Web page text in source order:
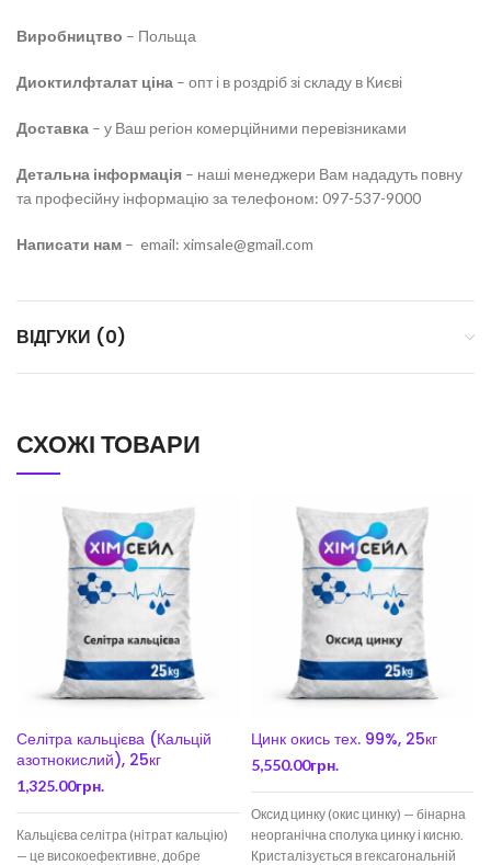
Виробництво – Польща
Диоктилфталат ціна – опт і в роздріб зі складу в Києві
Доставка – у Ваш регіон комерційними перевізниками
Детальна інформація – наші менеджери Вам нададуть повну
та професійну інформацію за телефоном: 097-537-9000
Написати нам – email: ximsale@gmail.com
ВІДГУКИ (0)
СХОЖІ ТОВАРИ
Селітра кальцієва (Кальцій
азотнокислий), 25кг
1,325.00грн.
Кальцієва селітра (нітрат кальцію)
— це високоефективне, добре
Цинк окись тех. 99%, 25кг
5,550.00грн.
Оксид цинку (окис цинку) — бінарна
неорганічна сполука цинку і кисню.
Кристалізується в гексагональній